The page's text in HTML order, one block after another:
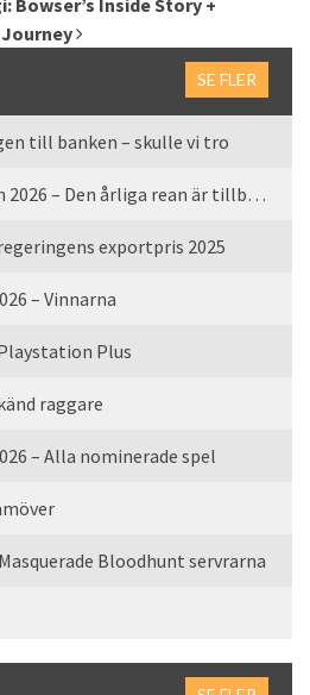
Bowser’s Inside Story +
Journey
SE FLER
till banken – skulle vi tro
Games Made in Sweden 2026 – Den årliga rean är tillbaka
exportpris 2025
– Vinnarna
Plus
raggare
– Alla nominerade spel
Bloodhunt servrarna